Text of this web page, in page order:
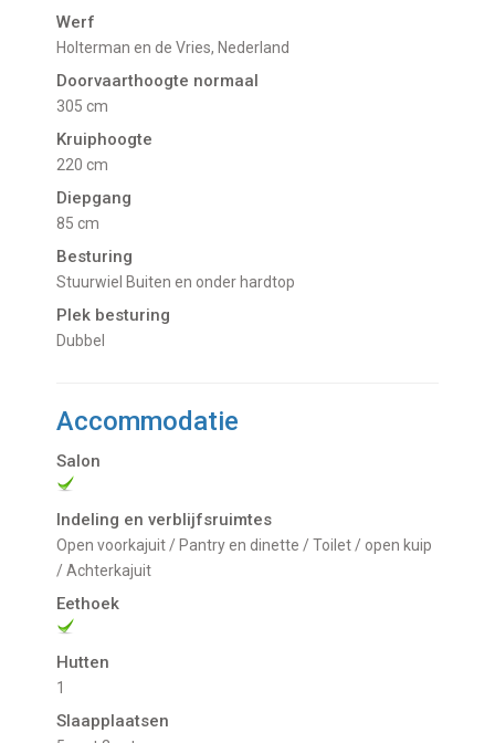
Werf
Holterman en de Vries, Nederland
Doorvaarthoogte normaal
305 cm
Kruiphoogte
220 cm
Diepgang
85 cm
Besturing
Stuurwiel Buiten en onder hardtop
Plek besturing
Dubbel
Accommodatie
Salon
Indeling en verblijfsruimtes
Open voorkajuit / Pantry en dinette / Toilet / open kuip
/ Achterkajuit
Eethoek
Hutten
1
Slaapplaatsen